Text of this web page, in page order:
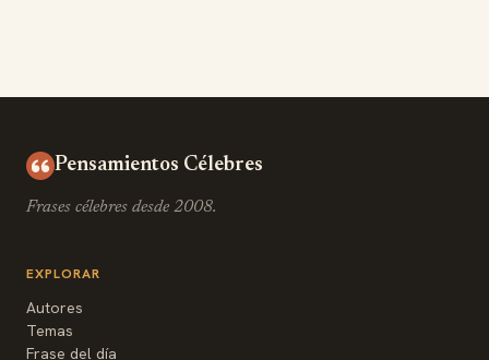
Pensamientos Célebres
Frases célebres desde 2008.
EXPLORAR
Autores
Temas
Frase del día